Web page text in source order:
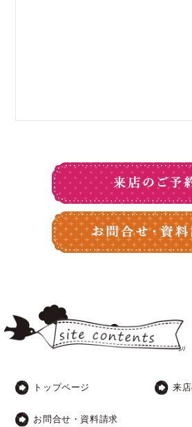
トップページ 来
お問合せ・資料請求